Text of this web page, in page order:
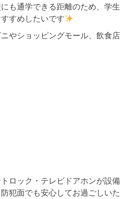
も通学できる距離のため、学生
すめしたいです
やショッピングモール、飲食店
ロック・テレビドアホンが設備
犯面でも安心してお過ごしいた